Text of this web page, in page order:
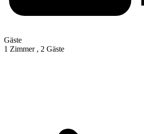
Gäste
1 Zimmer , 2 Gäste